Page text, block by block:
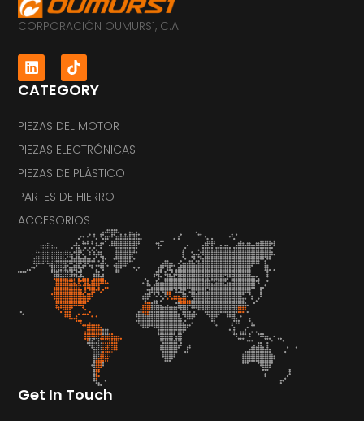
CORPORACIÓN OUMURS1, C.A.
CATEGORY
PIEZAS DEL MOTOR
PIEZAS ELECTRÓNICAS
PIEZAS DE PLÁSTICO
PARTES DE HIERRO
ACCESORIOS
Get In Touch